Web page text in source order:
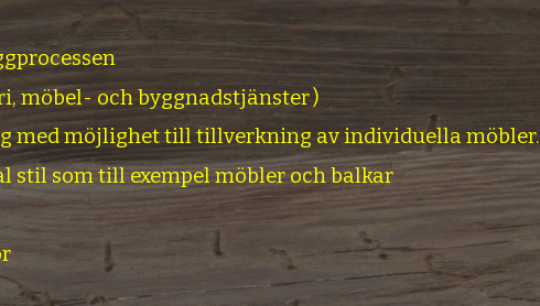
möbel- och byggnadstjänster)
med möjlighet till tillverkning av individuella möbler.
som till exempel möbler och balkar